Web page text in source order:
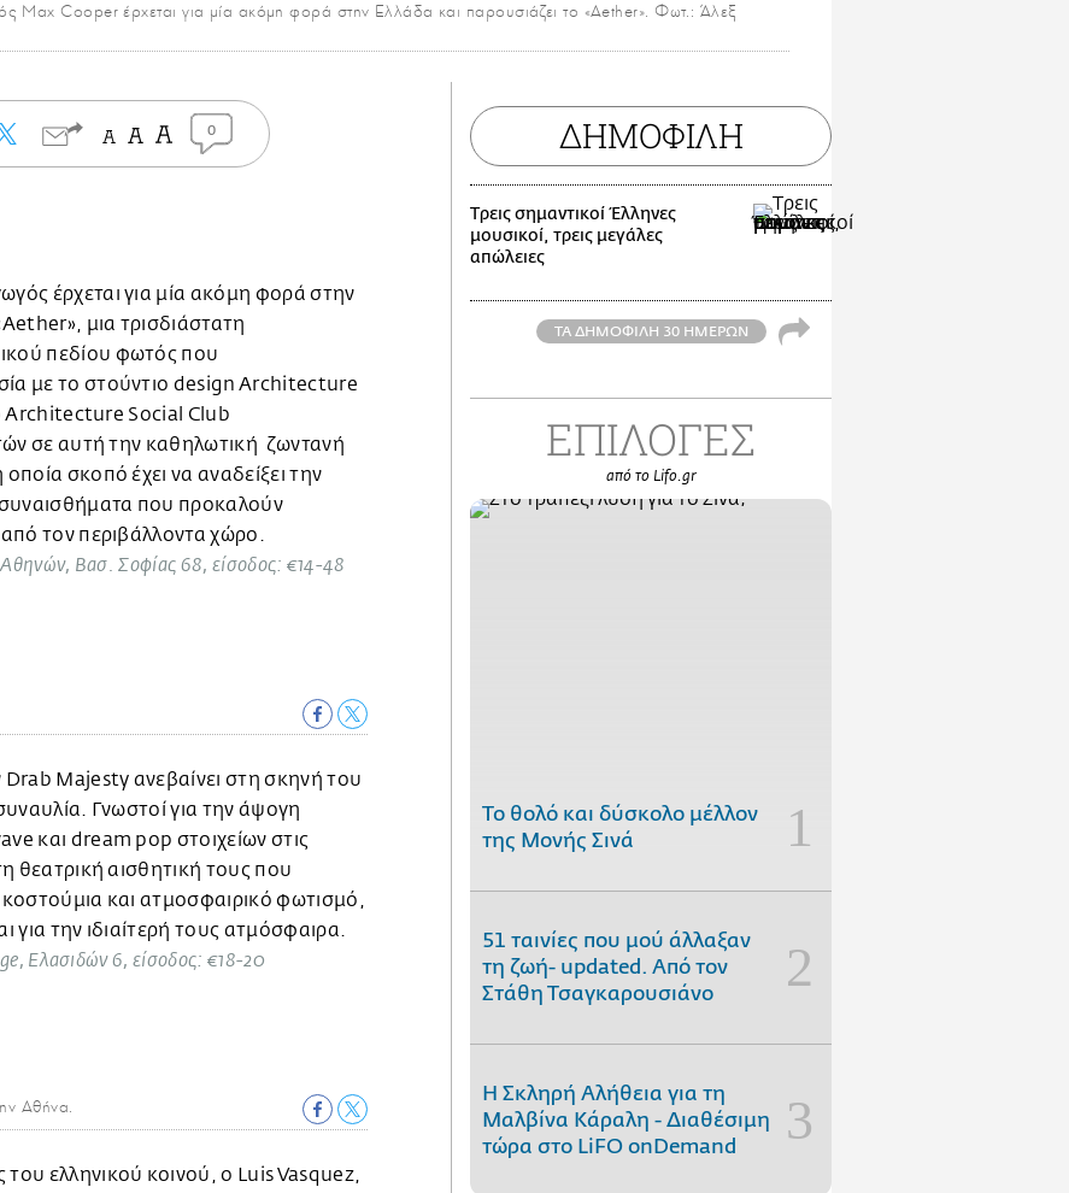
Max Cooper έρχεται για μία ακόμη φορά στην Ελλάδα και παρουσιάζει το «Aether». Φωτ.: Άλεξ
0
έρχεται για μία ακόμη φορά στην
μια τρισδιάστατη
πεδίου φωτός που
με το στούντιο design Architecture
Architecture Social Club
σε αυτή την καθηλωτική ζωντανή
σκοπό έχει να αναδείξει την
που προκαλούν
τον περιβάλλοντα χώρο.
Βασ. Σοφίας 68, είσοδος: €14-48
Majesty ανεβαίνει στη σκηνή του
Γνωστοί για την άψογη
και dream pop στοιχείων στις
θεατρική αισθητική τους που
κοστούμια και ατμοσφαιρικό φωτισμό,
για την ιδιαίτερή τους ατμόσφαιρα.
Ελασιδών 6, είσοδος: €18-20
Αθήνα.
ελληνικού κοινού, ο Luis Vasquez,
ΔΗΜΟΦΙΛΗ
Tρεις σημαντικοί Έλληνες
μουσικοί, τρεις μεγάλες
απώλειες
ΤΑ ΔΗΜΟΦΙΛΗ 30 ΗΜΕΡΩΝ
ΕΠΙΛΟΓΕΣ
από το Lifo.gr
Το θολό και δύσκολο μέλλον
της Μονής Σινά
51 ταινίες που μού άλλαξαν
τη ζωή- updated. Aπό τον
Στάθη Τσαγκαρουσιάνο
Η Σκληρή Αλήθεια για τη
Μαλβίνα Κάραλη - Διαθέσιμη
τώρα στo LiFO onDemand